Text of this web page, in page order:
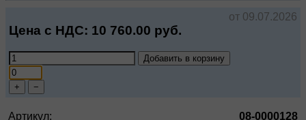
от 09.07.2026
Цена с НДС: 10 760.00 руб.
Добавить в корзину
+ −
Артикул:
08-0000128